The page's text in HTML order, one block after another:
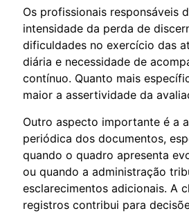
Os profissionais responsáveis
intensidade da perda de
dificuldades no exercício das
diária e necessidade de
contínuo. Quanto mais
maior a assertividade da
Outro aspecto importante é a
periódica dos documentos,
quando o quadro apresenta
ou quando a administração
esclarecimentos adicionais. A
registros contribui para